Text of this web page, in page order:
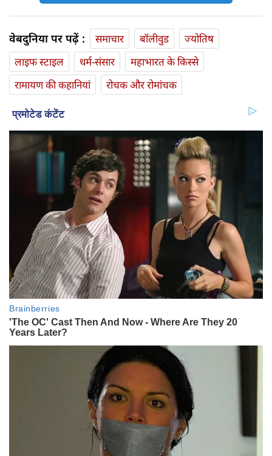
वेबदुनिया पर पढ़ें : समाचार बॉलीवुड
ज्योतिष
लाइफ स्‍टाइल
धर्म-संसार
महाभारत के किस्से
रामायण की कहानियां
रोचक और रोमांचक